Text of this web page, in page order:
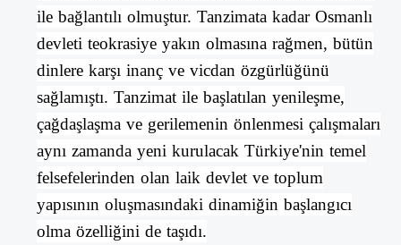
ile bağlantılı olmuştur. Tanzimata kadar Osmanlı
devleti teokrasiye yakın olmasına rağmen, bütün
dinlere karşı inanç ve vicdan özgürlüğünü
sağlamıştı. Tanzimat ile başlatılan yenileşme,
çağdaşlaşma ve gerilemenin önlenmesi çalışmaları
aynı zamanda yeni kurulacak Türkiye'nin temel
felsefelerinden olan laik devletve toplum
yapısının oluşmasındaki dinamiğin başlangıcı
olma özelliğini de taşıdı.